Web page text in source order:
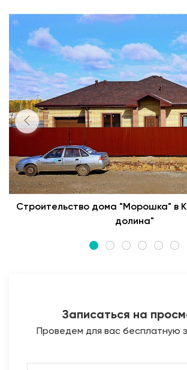
Строительство дома "Морошка" в
долина"
Записаться на
Проведем для вас бесплатную